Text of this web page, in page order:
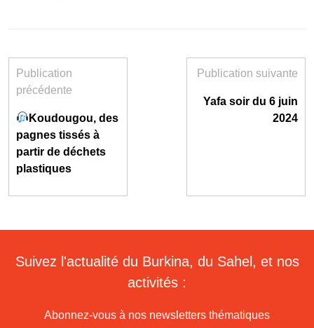
Publication
précédente
Koudougou, des
pagnes tissés à
partir de déchets
plastiques
Publication suivante
Yafa soir du 6 juin
2024
Suivez l'actualité du Burkina, du Sahel, et nos
activités :
Abonnez-vous à nos newsletters thématiques